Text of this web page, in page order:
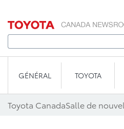
GÉNÉRAL TOYOTA
Toyota CanadaSalle de